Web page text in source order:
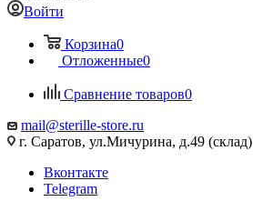
Войти
Корзина0
Отложенные0
Сравнение товаров0
mail@sterille-store.ru
г. Саратов, ул.Мичурина, д.49 (склад)
Вконтакте
Telegram